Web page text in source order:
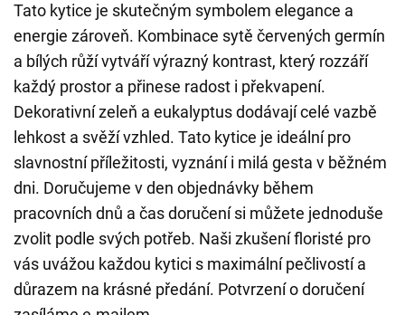
Tato kytice je skutečným symbolem elegance a
energie zároveň. Kombinace sytě červených germín
a bílých růží vytváří výrazný kontrast, který rozzáří
každý prostor a přinese radost i překvapení.
Dekorativní zeleň a eukalyptus dodávají celé vazbě
lehkost a svěží vzhled. Tato kytice je ideální pro
slavnostní příležitosti, vyznání i milá gesta v běžném
dni. Doručujeme v den objednávky během
pracovních dnů a čas doručení si můžete jednoduše
zvolit podle svých potřeb. Naši zkušení floristé pro
vás uvážou každou kytici s maximální pečlivostí a
důrazem na krásné předání. Potvrzení o doručení